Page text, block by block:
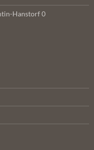
Hanstorf 0